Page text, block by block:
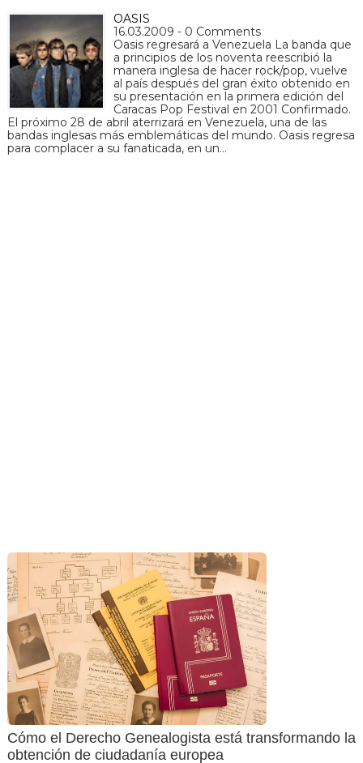
OASIS
16.03.2009 - 0 Comments
Oasis regresará a Venezuela La banda que
a principios de los noventa reescribió la
manera inglesa de hacer rock/pop, vuelve
al país después del gran éxito obtenido en
su presentación en la primera edición del
Caracas Pop Festival en 2001 Confirmado.
El próximo 28 de abril aterrizará en Venezuela, una de las
bandas inglesas más emblemáticas del mundo. Oasis regresa
para complacer a su fanaticada, en un…
Cómo el Derecho Genealogista está transformando la
obtención de ciudadanía europea